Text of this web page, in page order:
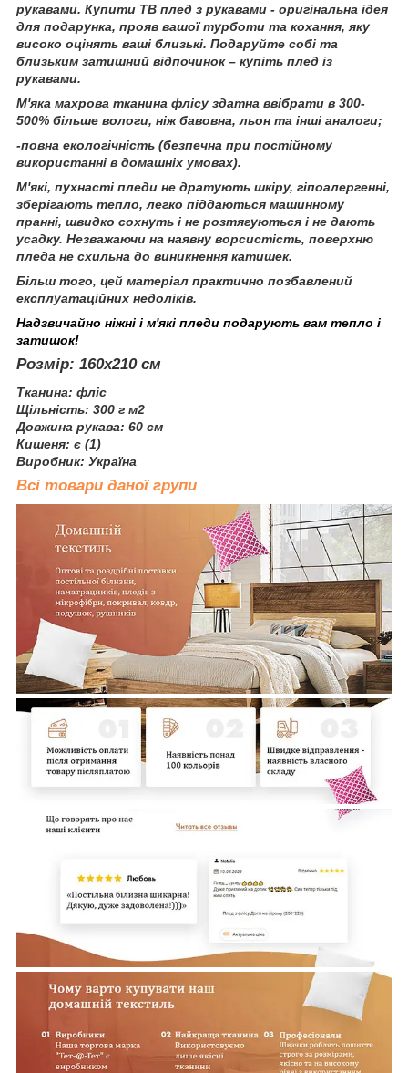
рукавами. Купити ТВ плед з рукавами - оригінальна ідея
для подарунка, прояв вашої турботи та кохання, яку
високо оцінять ваші близькі. Подаруйте собі та
близьким затишний відпочинок – купіть плед із
рукавами.
М'яка махрова тканина флісу здатна ввібрати в 300-
500% більше вологи, ніж бавовна, льон та інші аналоги;
-повна екологічність (безпечна при постійному
використанні в домашніх умовах).
М'які, пухнасті пледи не дратують шкіру, гіпоалергенні,
зберігають тепло, легко піддаються машинному
пранні, швидко сохнуть і не розтягуються і не дають
усадку. Незважаючи на наявну ворсистість, поверхню
пледа не схильна до виникнення катишек.
Більш того, цей матеріал практично позбавлений
експлуатаційних недоліків.
Надзвичайно ніжні і м'які пледи подарують вам тепло і
затишок!
Розмір: 160х210 см
Тканина: фліс
Щільність: 300 г м2
Довжина рукава: 60 ​​см
Кишеня: є (1)
Виробник: Україна
Всі товари даної групи